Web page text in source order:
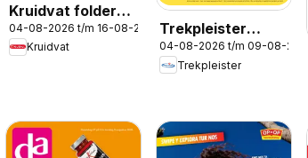
Kruidvat folder
week 32
04-08-2026 t/m 16-08-2026
Kruidvat
Trekpleister
folder
04-08-2026 t/m 09-08-2026
Trekpleister